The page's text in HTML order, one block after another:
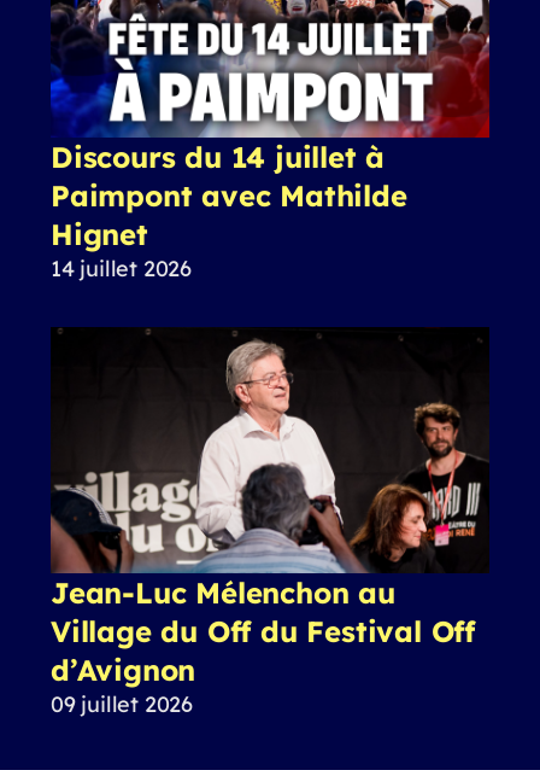
Discours du 14 juillet à
Paimpont avec Mathilde
Hignet
14 juillet 2026
Jean-Luc Mélenchon au
Village du Off du Festival Off
d’Avignon
09 juillet 2026